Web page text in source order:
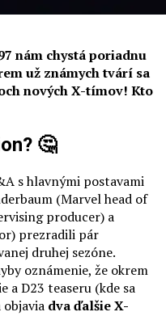
nám chystá poriadnu
už známych tvárí sa
nových X-tímov! Kto
🤔
s hlavnými postavami
(Marvel head of
producer) a
prezradili pár
druhej sezóne.
oznámenie, že okrem
a D23 teaseru (kde sa
dva ďalšie X-